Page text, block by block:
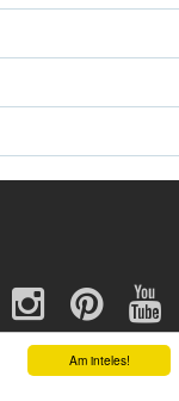
Am inteles!